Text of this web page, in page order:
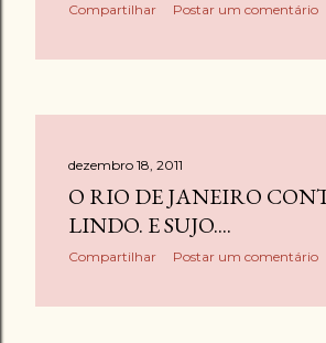
e
n
Compartilhar Postar um comentário
dezembro 18, 2011
O RIO DE JANEIRO
LINDO. E SUJO....
Compartilhar Postar um comentário